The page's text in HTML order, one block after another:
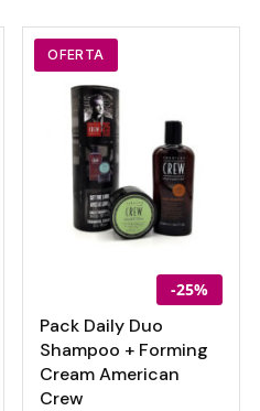
OFERTA
-25%
Pack Daily Duo
Shampoo + Forming
Cream American
Crew